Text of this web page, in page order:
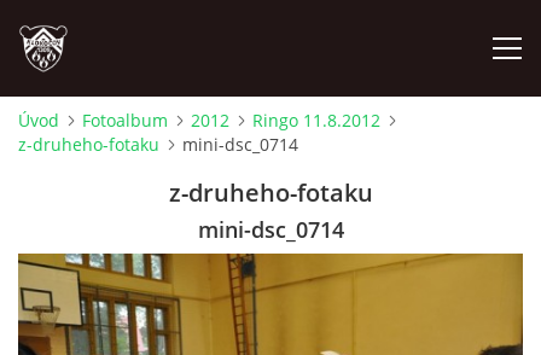
ÚVOD
PROBĚHLÉ AKCE
Úvod Fotoalbum 2012
Ringo 11.8.2012
z-druheho-fotaku
mini-dsc_0714
z-druheho-fotaku
mini-dsc_0714